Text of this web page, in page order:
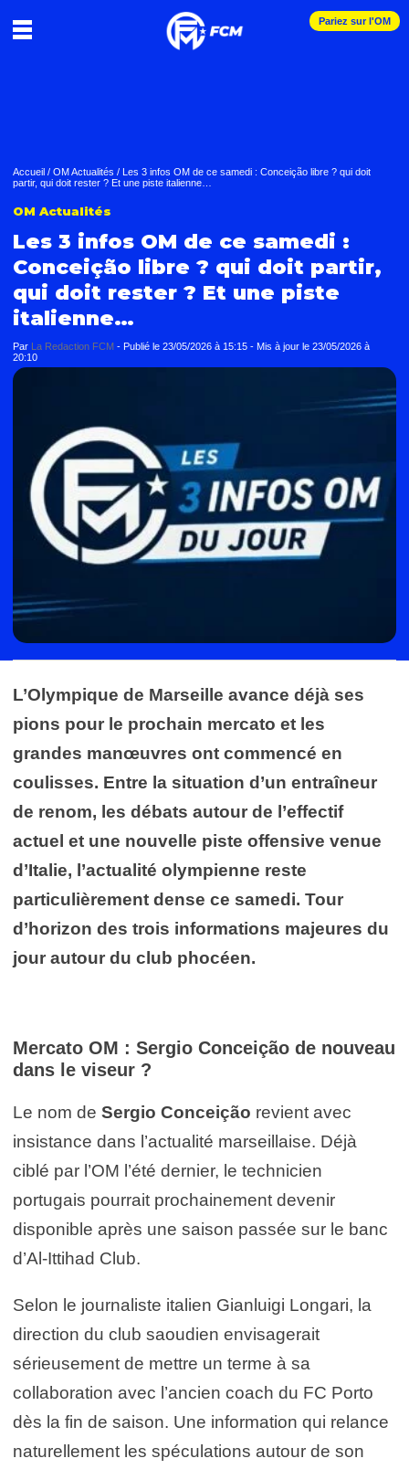
Pariez sur l'OM
Accueil / OM Actualités / Les 3 infos OM de ce samedi : Conceição libre ? qui doit
partir, qui doit rester ? Et une piste italienne…
OM Actualités
Les 3 infos OM de ce samedi :
Conceição libre ? qui doit partir,
qui doit rester ? Et une piste
italienne…
Par La Redaction FCM - Publié le 23/05/2026 à 15:15 - Mis à jour le 23/05/2026 à
20:10
L’Olympique de Marseille avance déjà ses
pions pour le prochain mercato et les
grandes manœuvres ont commencé en
coulisses. Entre la situation d’un entraîneur
de renom, les débats autour de l’effectif
actuel et une nouvelle piste offensive venue
d’Italie, l’actualité olympienne reste
particulièrement dense ce samedi. Tour
d’horizon des trois informations majeures du
jour autour du club phocéen.
Mercato OM : Sergio Conceição de nouveau
dans le viseur ?
Le nom de Sergio Conceição revient avec
insistance dans l’actualité marseillaise. Déjà
ciblé par l’OM l’été dernier, le technicien
portugais pourrait prochainement devenir
disponible après une saison passée sur le banc
d’Al-Ittihad Club.
Selon le journaliste italien Gianluigi Longari, la
direction du club saoudien envisagerait
sérieusement de mettre un terme à sa
collaboration avec l’ancien coach du FC Porto
dès la fin de saison. Une information qui relance
naturellement les spéculations autour de son